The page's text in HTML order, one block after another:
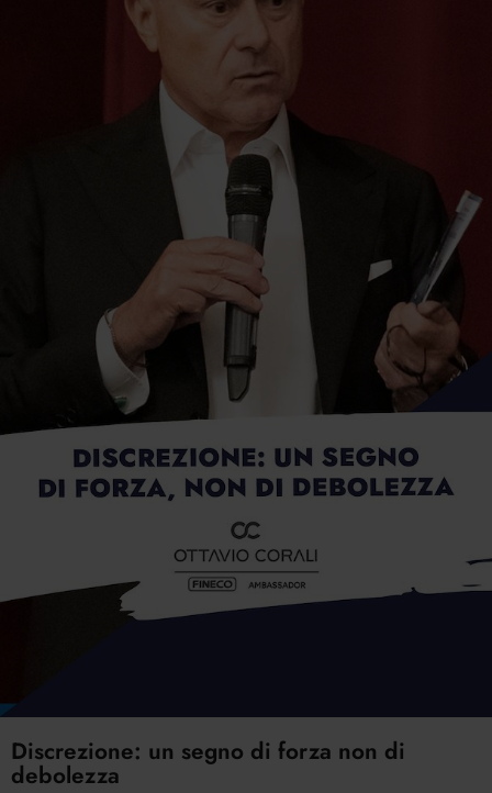
Discrezione: un segno di forza non di
debolezza